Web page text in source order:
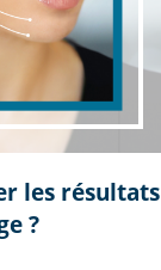
les résultats
?